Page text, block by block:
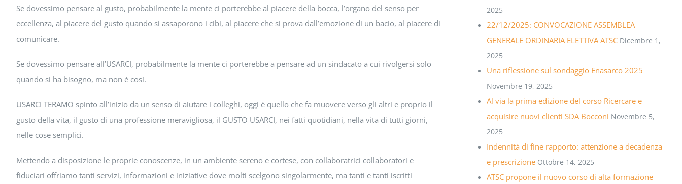
Se dovessimo pensare al gusto, probabilmente la mente ci porterebbe al piacere della bocca, l’organo del senso per
eccellenza, al piacere del gusto quando si assaporono i cibi, al piacere che si prova dall’emozione di un bacio, al piacere di
comunicare.
Se dovessimo pensare all’USARCI, probabilmente la mente ci porterebbe a pensare ad un sindacato a cui rivolgersi solo
quando si ha bisogno, ma non è così.
USARCI TERAMO spinto all’inizio da un senso di aiutare i colleghi, oggi è quello che fa muovere verso gli altri e proprio il
gusto della vita, il gusto di una professione meravigliosa, il GUSTO USARCI, nei fatti quotidiani, nella vita di tutti giorni,
nelle cose semplici.
Mettendo a disposizione le proprie conoscenze, in un ambiente sereno e cortese, con collaboratrici collaboratori e
fiduciari offriamo tanti servizi, informazioni e iniziative dove molti scelgono singolarmente, ma tanti e tanti iscritti
2025
22/12/2025: CONVOCAZIONE ASSEMBLEA
GENERALE ORDINARIA ELETTIVA ATSC Dicembre 1,
2025
Una riflessione sul sondaggio Enasarco 2025
Novembre 19, 2025
Al via la prima edizione del corso Ricercare e
acquisire nuovi clienti SDA Bocconi Novembre 5,
2025
Indennità di fine rapporto: attenzione a decadenza
e prescrizione Ottobre 14, 2025
ATSC propone il nuovo corso di alta formazione